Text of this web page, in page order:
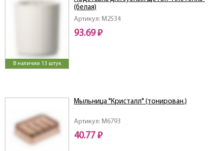
В наличии 13 штук
Артикул: M2534
(белая)
93.69 ₽
Артикул: M6793
Мыльница "Кристалл" (тонирован.)
40.77 ₽